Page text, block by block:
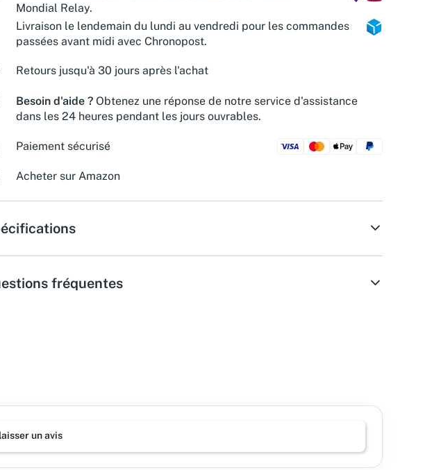
Mondial Relay.
Livraison le lendemain du lundi au vendredi pour les commandes
passées avant midi avec Chronopost.
Retours jusqu'à 30 jours après l'achat
Besoin d'aide ? Obtenez une réponse de notre service d'assistance
dans les 24 heures pendant les jours ouvrables.
Paiement sécurisé
Acheter sur Amazon
fréquentes
un avis